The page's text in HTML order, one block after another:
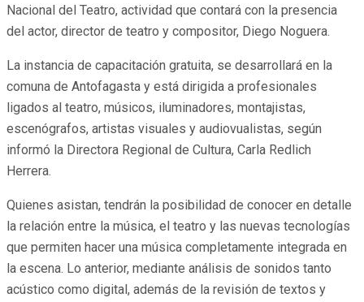
Nacional del Teatro, actividad que contará con la presencia
del actor, director de teatro y compositor, Diego Noguera.
La instancia de capacitación gratuita, se desarrollará en la
comuna de Antofagasta y está dirigida a profesionales
ligados al teatro, músicos, iluminadores, montajistas,
escenógrafos, artistas visuales y audiovualistas, según
informó la Directora Regional de Cultura, Carla Redlich
Herrera.
Quienes asistan, tendrán la posibilidad de conocer en detalle
la relación entre la música, el teatro y las nuevas tecnologías
que permiten hacer una música completamente integrada en
la escena. Lo anterior, mediante análisis de sonidos tanto
acústico como digital, además de la revisión de textos y